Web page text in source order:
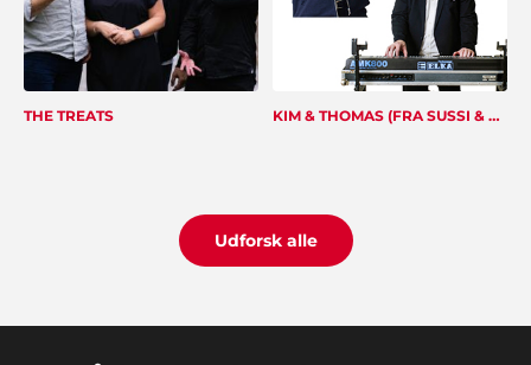
"Fantastisk arrangement vi fik stablet på benene
ved hjælp af ShowBizz Danmark".
og man kan se tilbage på en god oplevelse. Tak for
hjælpen med musikken".
THE TREATS KIM & THOMAS (FRA SUSSI & DRENGENE)
Udforsk alle